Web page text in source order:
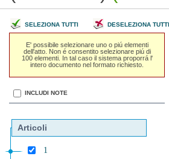
SELEZIONA TUTTI DESELEZIONA TUTTI
E' possibile selezionare uno o piú elementi
dell'atto. Non é consentito selezionare piú di
100 elementi. In tal caso il sistema proporrá l'
intero documento nel formato richiesto.
INCLUDI NOTE
Articoli
1